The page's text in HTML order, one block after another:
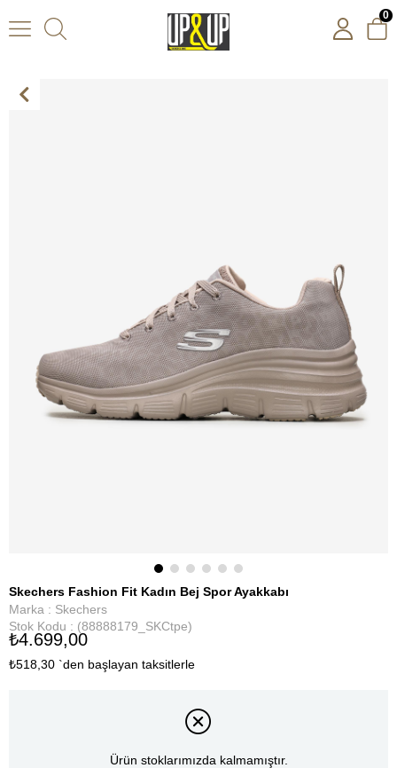
0
Skechers Fashion Fit Kadın Bej Spor Ayakkabı
Marka : Skechers
Stok Kodu
(88888179_SKCtpe)
₺4.699,00
₺518,30 `den başlayan taksitlerle
Ürün stoklarımızda kalmamıştır.